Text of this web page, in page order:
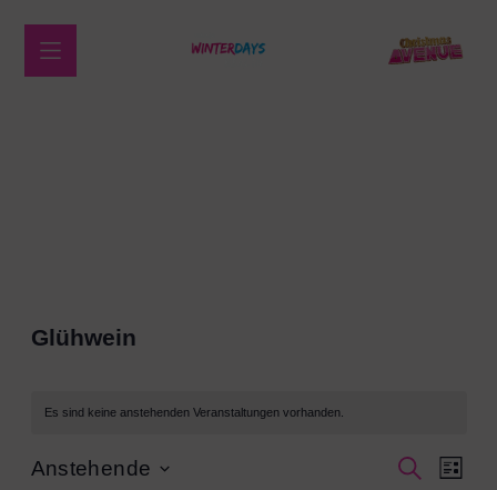
Glühwein
Es sind keine anstehenden Veranstaltungen vorhanden.
SUCHE
LISTE
Anstehende